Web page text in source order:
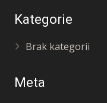
Kategorie
Brak kategorii
Meta